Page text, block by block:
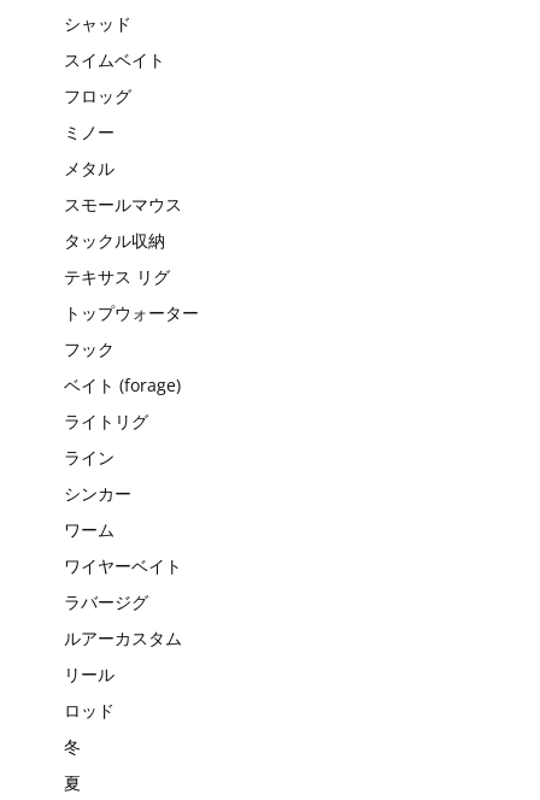
シャッド
スイムベイト
フロッグ
ミノー
メタル
スモールマウス
タックル収納
テキサス リグ
トップウォーター
フック
ベイト (forage)
ライトリグ
ライン
シンカー
ワーム
ワイヤーベイト
ラバージグ
ルアーカスタム
リール
ロッド
冬
夏